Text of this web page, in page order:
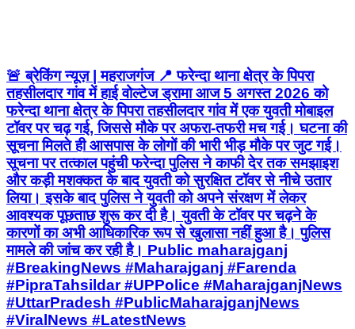
🚨 ब्रेकिंग न्यूज़ | महराजगंज 📍 फरेन्दा थाना क्षेत्र के पिपरा
तहसीलदार गांव में हाई वोल्टेज ड्रामा आज 5 अगस्त 2026 को
फरेन्दा थाना क्षेत्र के पिपरा तहसीलदार गांव में एक युवती मोबाइल
टॉवर पर चढ़ गई, जिससे मौके पर अफरा-तफरी मच गई। घटना की
सूचना मिलते ही आसपास के लोगों की भारी भीड़ मौके पर जुट गई।
सूचना पर तत्काल पहुंची फरेन्दा पुलिस ने काफी देर तक समझाइश
और कड़ी मशक्कत के बाद युवती को सुरक्षित टॉवर से नीचे उतार
लिया। इसके बाद पुलिस ने युवती को अपने संरक्षण में लेकर
आवश्यक पूछताछ शुरू कर दी है। युवती के टॉवर पर चढ़ने के
कारणों का अभी आधिकारिक रूप से खुलासा नहीं हुआ है। पुलिस
मामले की जांच कर रही है। Public maharajganj
#BreakingNews #Maharajganj #Farenda
#PipraTahsildar #UPPolice #MaharajganjNews
#UttarPradesh #PublicMaharajganjNews
#ViralNews #LatestNews